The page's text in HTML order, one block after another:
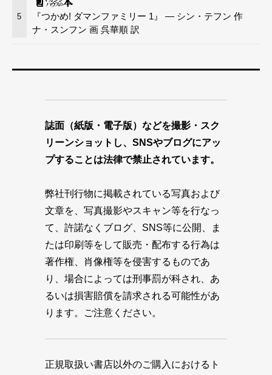
5
『つかめ! ダマンファミリー 1』 — シン・テフン 作
ナ・スンフン 画 呉華順 訳
誌面（紙版・電子版）などを撮影・スク
リーンショットし、SNSやブログにアッ
プすることは法律で禁止されています。
弊社刊行物に掲載されている写真および
文章を、写真撮影やスキャン等を行なっ
て、許諾なくブログ、SNS等に公開、ま
たは印刷等をして販売・配布する行為は
著作権、肖像権等を侵害するものであ
り、場合によっては刑事罰が科され、あ
るいは損害賠償を請求される可能性があ
ります。ご注意ください。
正規取扱い書店以外のご購入におけるト